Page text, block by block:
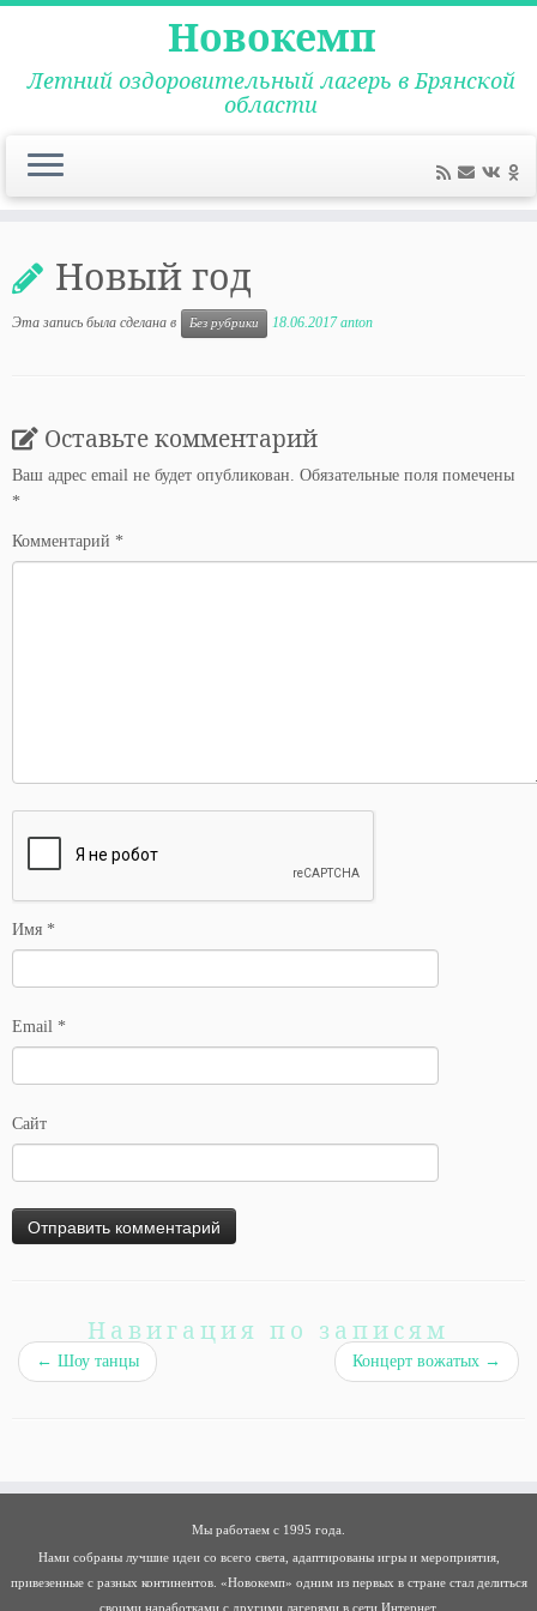
содержимому
Новокемп
Летний оздоровительный лагерь в Брянской
области
Новый год
Эта запись была сделана в Без рубрики 18.06.2017 anton
Оставьте комментарий
Ваш адрес email не будет опубликован. Обязательные поля помечены
*
Комментарий *
Имя *
Email *
Сайт
Навигация по записям
← Шоу танцы Концерт вожатых →
Мы работаем с 1995 года.
Нами собраны лучшие идеи со всего света, адаптированы игры и мероприятия,
привезенные с разных континентов. «Новокемп» одним из первых в стране стал делиться
своими наработками с другими лагерями в сети Интернет.